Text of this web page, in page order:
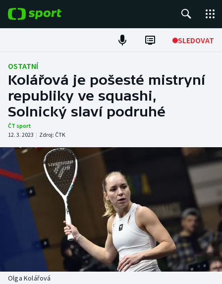
SLEDOVAT
Fotbal
Hokej
Tenis
Atletika
Cyklistika
DALŠÍ SPORTY
Americký fotbal
Baseball a softbal
Basketbal
Biatlon
NEPŘEHLÉDNĚTE
Soutěže
Historické návraty
Aplikace ČT sport
OSTATNÍ
Kolářová je pošesté mistryní
republiky ve squashi,
Solnický slaví podruhé
ČT sport
12. 3. 2023 | Zdroj: ČTK
Olga Kolářová